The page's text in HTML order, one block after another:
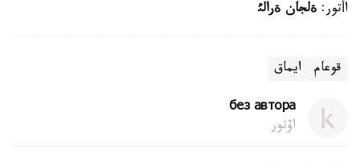
اأتور: ةلجان ةرالئ
قوعام ايماق
без автора
اۆتور